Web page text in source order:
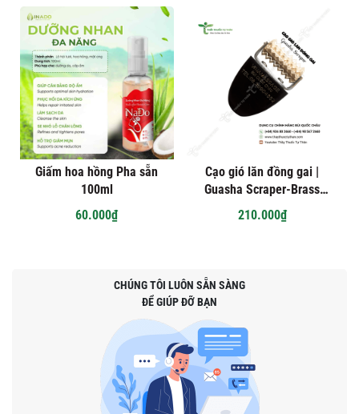
Giấm hoa hồng Pha sẵn
100ml
60.000₫
Cạo gió lăn đồng gai |
Guasha Scraper-Brass
Roller
210.000₫
CHÚNG TÔI LUÔN SẴN SÀNG
ĐỂ GIÚP ĐỠ BẠN